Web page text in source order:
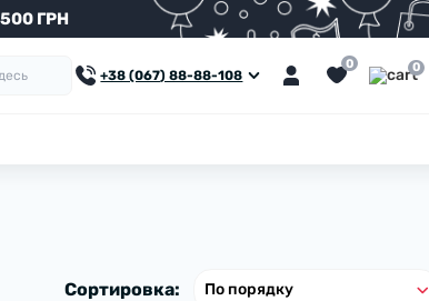
ГРН
+38 (067) 88-88-108
0 0
Сортировка: